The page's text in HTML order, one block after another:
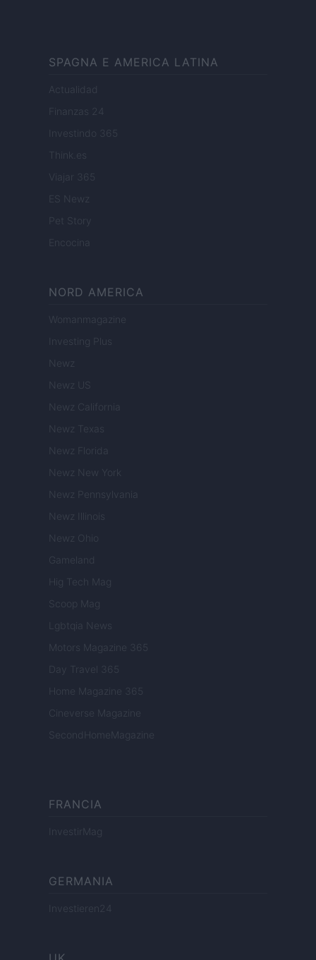
SPAGNA E AMERICA LATINA
Actualidad
Finanzas 24
Investindo 365
Think.es
Viajar 365
ES Newz
Pet Story
Encocina
NORD AMERICA
Womanmagazine
Investing Plus
Newz
Newz US
Newz California
Newz Texas
Newz Florida
Newz New York
Newz Pennsylvania
Newz Illinois
Newz Ohio
Gameland
Hig Tech Mag
Scoop Mag
Lgbtqia News
Motors Magazine 365
Day Travel 365
Home Magazine 365
Cineverse Magazine
SecondHomeMagazine
FRANCIA
InvestirMag
GERMANIA
Investieren24